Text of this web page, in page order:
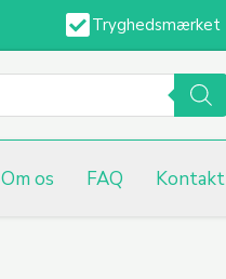
Tryghedsmærket
Om os FAQ Kontakt